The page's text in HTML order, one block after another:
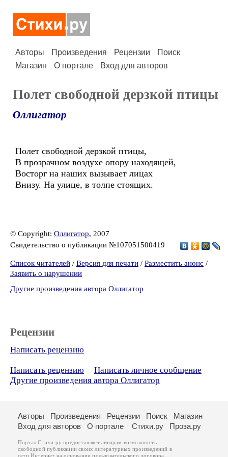
Авторы Произведения Рецензии
Поиск
Магазин
О портале Вход для авторов
Полет свободной дерзкой птицы
Оллигатор
Полет свободной дерзкой птицы,
В прозрачном воздухе опору находящей,
Восторг на наших вызывает лицах
Внизу. На улице, в толпе стоящих.
© Copyright: Оллигатор, 2007
Свидетельство о публикации №107051500419
Список читателей / Версия для печати / Разместить анонс /
Заявить о нарушении
Другие произведения автора Оллигатор
Рецензии
Написать рецензию
Написать рецензию
Написать личное сообщение
Другие произведения автора Оллигатор
Авторы Произведения Рецензии Поиск
Магазин
Вход для авторов
О портале Стихи.ру Проза.ру
Портал Стихи.ру предоставляет авторам возможность
свободной публикации своих литературных произведений в
сети Интернет на основаниипользовательского договора